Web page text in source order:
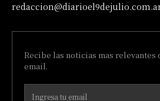
Recibe las noticias mas relevantes
email.